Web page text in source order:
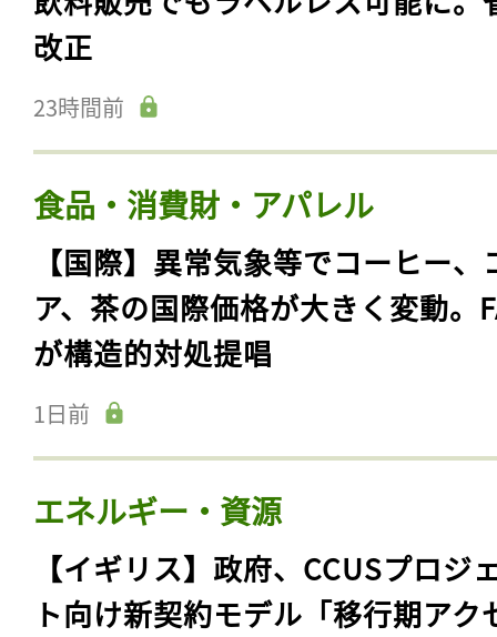
改正
23時間前
食品・消費財・アパレル
【国際】異常気象等でコーヒー、
ア、茶の国際価格が大きく変動。
が構造的対処提唱
1日前
エネルギー・資源
【イギリス】政府、CCUSプロジ
ト向け新契約モデル「移行期アク